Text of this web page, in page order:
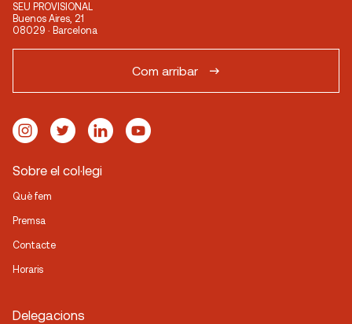
SEU PROVISIONAL
Buenos Aires, 21
08029 · Barcelona
Com arribar
Sobre el col·legi
Què fem
Premsa
Contacte
Horaris
Delegacions